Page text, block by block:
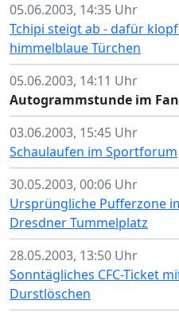
05.06.2003, 14:35 Uhr
Tchipi steigt ab - dafür
himmelblaue Türchen
05.06.2003, 14:11 Uhr
Autogrammstunde im
03.06.2003, 15:45 Uhr
Schaulaufen im Sportforum
30.05.2003, 00:06 Uhr
Ursprüngliche Pufferzone
Dresdner Tummelplatz
28.05.2003, 13:50 Uhr
Sonntägliches CFC-Ticket
Durstlöschen